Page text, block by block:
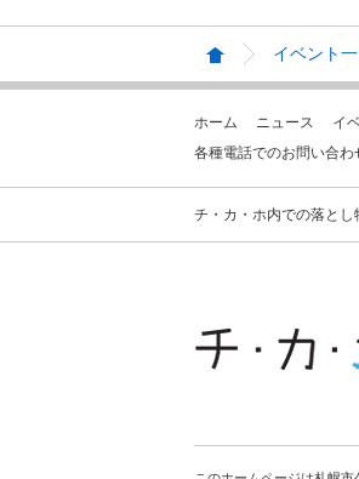
イベント
ホーム ニュース イ
各種電話でのお問い合わ
チ・カ・ホ内での落と